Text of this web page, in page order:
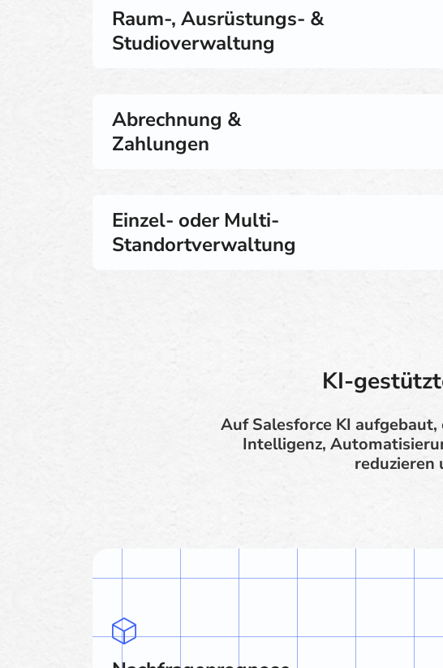
Raum-, Ausrüstungs- &
Studioverwaltung
Abrechnung &
Zahlungen
Einzel- oder Multi-
Standortverwaltung
KI-
Auf Salesforce KI
Intelligenz,
reduzieren